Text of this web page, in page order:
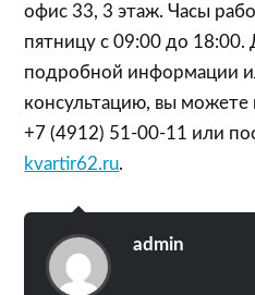
офис 33, 3 этаж. Часы
пятницу с 09:00 до 18:00.
подробной информации
консультацию, вы
+7 (4912) 51-00-11 или
kvartir62.ru.
admin